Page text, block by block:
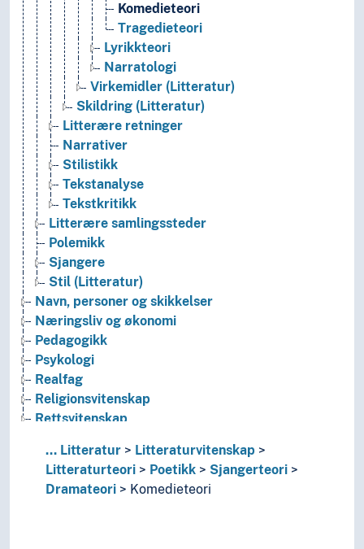
Komedieteori
Tragedieteori
Lyrikkteori
Narratologi
Virkemidler (Litteratur)
Skildring (Litteratur)
Litterære retninger
Narrativer
Stilistikk
Tekstanalyse
Tekstkritikk
Litterære samlingssteder
Polemikk
Sjangere
Stil (Litteratur)
Navn, personer og skikkelser
Næringsliv og økonomi
Pedagogikk
Psykologi
Realfag
Religionsvitenskap
Rettsvitenskap
Språk
Tid i enheter, stadier og perioder
... Litteratur
Litteraturvitenskap
Litteraturteori
Poetikk
Sjangerteori
Dramateori
Komedieteori